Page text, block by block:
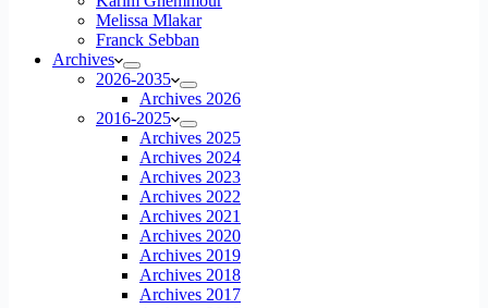
Melissa Mlakar
Franck Sebban
Archives
2026-2035
Archives 2026
2016-2025
Archives 2025
Archives 2024
Archives 2023
Archives 2022
Archives 2021
Archives 2020
Archives 2019
Archives 2018
Archives 2017